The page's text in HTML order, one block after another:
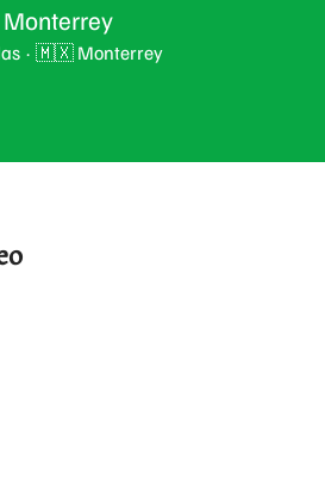
Monterrey
· 🇲🇽 Monterrey